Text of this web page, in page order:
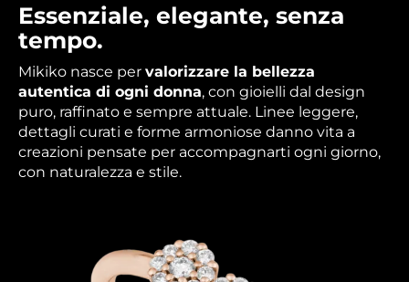
Essenziale, elegante, senza
tempo.
Mikiko nasce per valorizzare la bellezza
autentica di ogni donna, con gioielli dal design
puro, raffinato e sempre attuale. Linee leggere,
dettagli curati e forme armoniose danno vita a
creazioni pensate per accompagnarti ogni giorno,
con naturalezza e stile.